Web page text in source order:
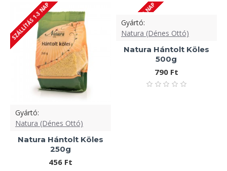
SZÁLLÍTÁS 1-3 NAP
Gyártó:
Natura (Dénes Ottó)
Natura Hántolt Köles
250g
456 Ft
SZÁLLÍTÁS 1-3 NAP
Gyártó:
Natura (Dénes Ottó)
Natura Hántolt Köles
500g
790 Ft